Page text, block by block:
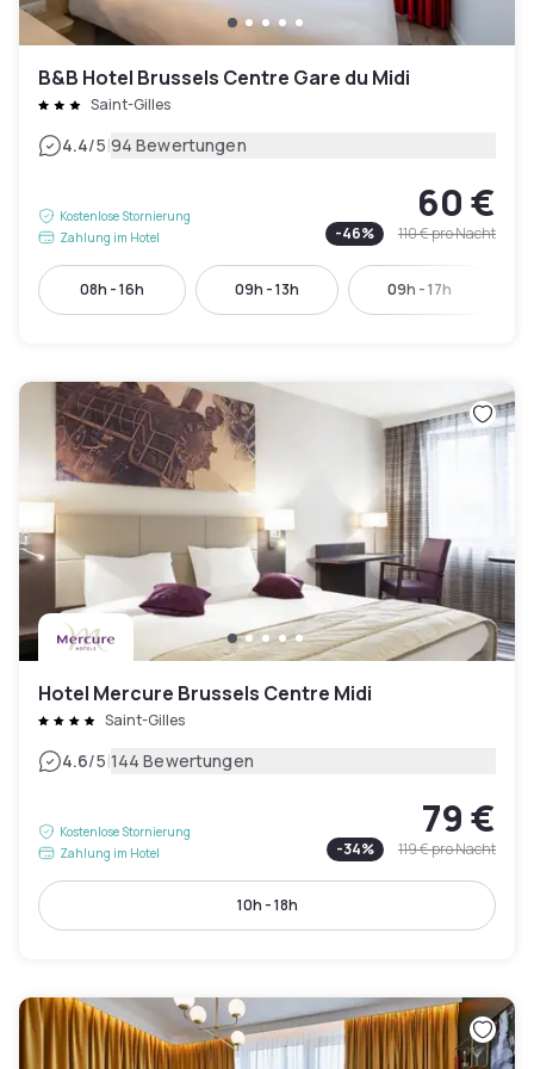
B&B Hotel Brussels Centre Gare du Midi
Saint-Gilles
4.4/5|94 Bewertungen
Kostenlose Stornierung
Zahlung im Hotel
60 €
-46% 110 €pro Nacht
08h - 16h 09h - 13h 09h - 17h
Hotel Mercure Brussels Centre Midi
Saint-Gilles
4.6/5|144 Bewertungen
Kostenlose Stornierung
Zahlung im Hotel
79 €
-34% 119 €pro Nacht
10h - 18h